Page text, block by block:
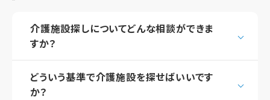
介護施設探しについてどんな相談ができま
すか？
どういう基準で介護施設を探せばいいです
か？